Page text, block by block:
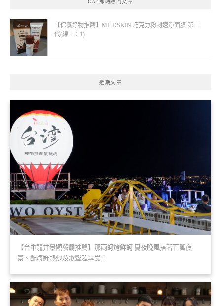
GA4即時熱門文章
【保養好物推薦】MILDSKIN 巧克力粉刺速淨面膜 第二
代(線上：1)
近期文章
【台中龍井景觀餐廳推薦】那兩蚵烤鮮蚵 夏夜晚風搭著百萬夜
景、配海鮮熱炒及歌聲超享受！